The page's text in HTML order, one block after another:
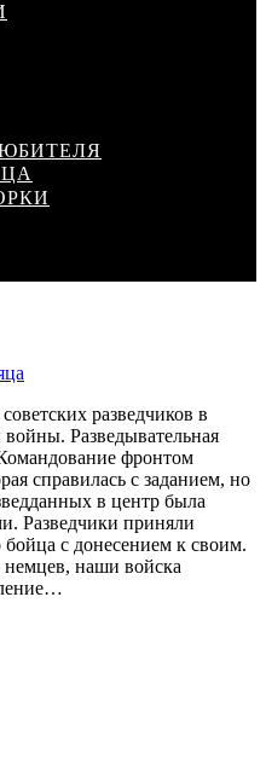
разведчиков в
Разведывательная
фронтом
справилась с заданием, но
в центр была
Разведчики приняли
с донесением к своим.
наши войска